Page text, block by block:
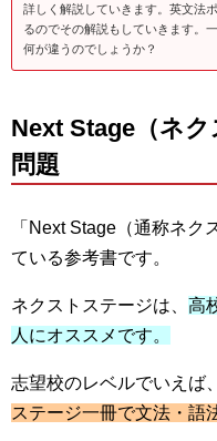
詳しく解説していきます。英文法
るのでその解説もしていきます。
何が違うのでしょうか？
Next Stage（ネ
問題
「Next Stage（通称ネ
ている参考書です。
ネクストステージは、 高
人にオススメです。
志望校のレベルでいえば、
ステージ一冊で文法・語